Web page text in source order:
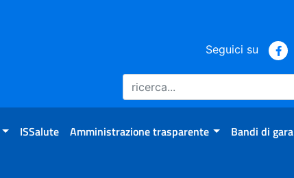
Seguici su
ISSalute Amministrazione trasparente Bandi di gara